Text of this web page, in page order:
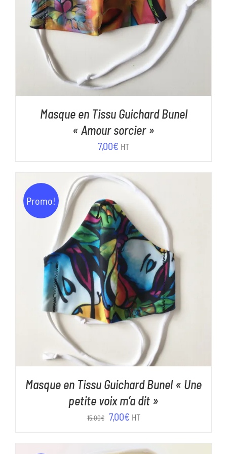
Masque en Tissu Guichard Bunel
« Amour sorcier »
7,00€ HT
Promo!
AJOUTER AU PANIER / DÉTAILS
Masque en Tissu Guichard Bunel « Une
petite voix m’a dit »
15,00€ Le
initial
7,00€Le
actuel
HT